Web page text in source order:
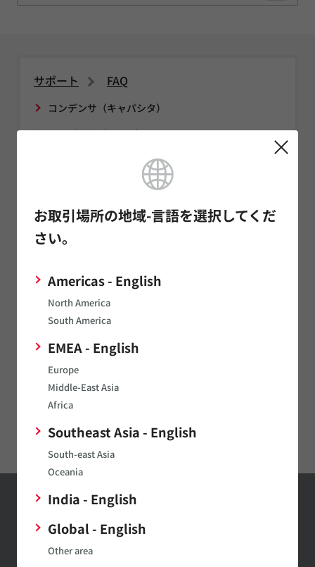
お取引場所の地域-言語を選択してくだ
さい。
Americas - English
North America
South America
EMEA - English
Europe
Middle-East Asia
Africa
Southeast Asia - English
South-east Asia
Oceania
India - English
Global - English
Other area
サポート FAQ
コンデンサ（キャパシタ）
インダクタ（コイル）
ノイズ対策部品/EMI除去フィルタ/TVSダイオード
センサ
タイミングデバイス
電源関連製品
マイクロメカトロ
通信モジュール
LPWA
イオナイザモジュール/オゾナイザモジュール
Digital Panel Meters
お問い合わせはこちら